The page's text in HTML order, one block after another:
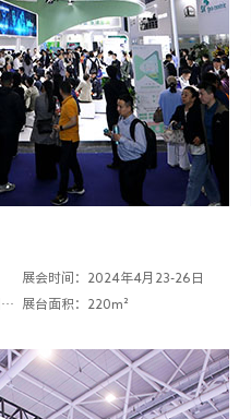
展会时间：2024年4月23-26日
展会名称：CHINAPLAS 2024国际橡塑展
展台面积：220m²